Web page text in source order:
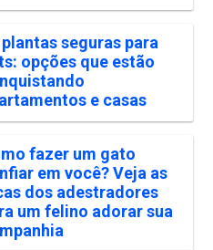
plantas seguras para
opções que estão
e casas
fazer um gato
em você? Veja as
dos adestradores
um felino adorar sua